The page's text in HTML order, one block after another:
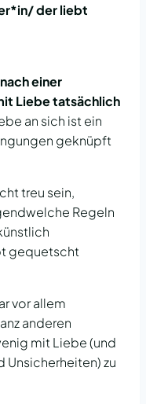
der liebt
einer
Liebe tatsächlich
an sich ist ein
geknüpft
treu sein,
Regeln
gequetscht
vor allem
anderen
mit Liebe (und
Unsicherheiten) zu